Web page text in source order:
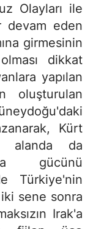
Olayları ile
devam eden
girmesinin
dikkat
yapılan
oluşturulan
Kürt
alanda da
gücünü
Türkiye'nin
sene sonra
Irak'a